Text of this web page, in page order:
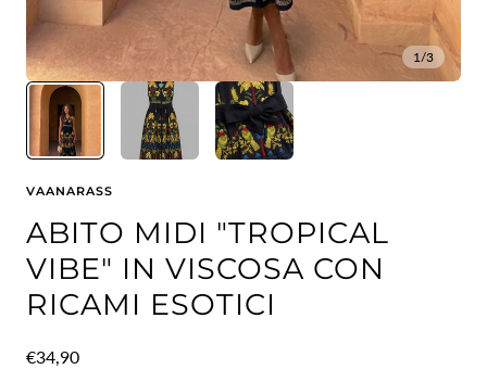
1/3
VAANARASS
ABITO MIDI "TROPICAL
VIBE" IN VISCOSA CON
RICAMI ESOTICI
Prezzo
€34,90